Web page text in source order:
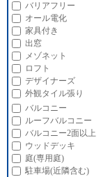
バリアフリー
オール電化
家具付き
出窓
メゾネット
ロフト
デザイナーズ
外観タイル張り
バルコニー
ルーフバルコニー
バルコニー2面以上
ウッドデッキ
庭(専用庭)
駐車場(近隣含む)